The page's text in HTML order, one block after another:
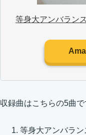
等身大アンバラン
収録曲はこちらの5曲で
等身大アンバラン